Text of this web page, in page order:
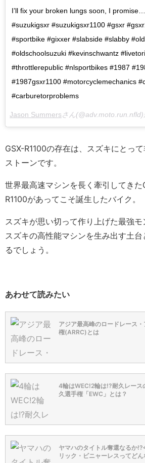
I’ll fix your broken lungs soon, I
#suzukigsxr #suzukigsxr1100 #gsxr
#sportbike #gixxer #slabside #slabby
#oldschoolsuzuki #kevinschwantz
#throttlerepublic #nlsportbikes #1987
#1987gsxr1100 #motorcyclemechanics
#carburetorproblems
Jason Summersさん
GSX-R1100の存在は、スズキにとっ
ストーンです。
世界最高速マシンを長く牽引してき
R1100があってこそ誕生したバイク。
スズキが思い切って作り上げた最強モ
スズキの高性能マシンを生み出す土台
るでしょう。
あわせて読みたい
アジア最高峰のロードレース
権(ARRC)とは
4輪はWEC!2輪は!?耐久レース
久選手権「EWC」とは？
ヤマハのタイトル奪還なるか
リック・ビニャーレスってど